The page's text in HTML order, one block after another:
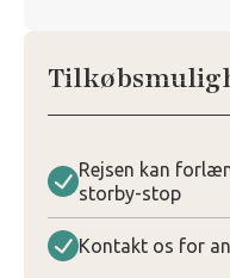
Rejsen kan
storby-stop
Kontakt os for